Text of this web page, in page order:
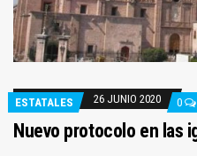
ESTATALES 26 JUNIO 2020 0
Nuevo protocolo en las